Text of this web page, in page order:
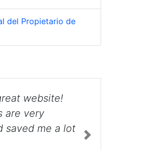
del Propietario de
I would never
attempted this
your videos. ”
Next